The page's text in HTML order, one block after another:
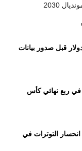
2030
قبل صدور بيانات
ربع نهائي كأس
التوترات في